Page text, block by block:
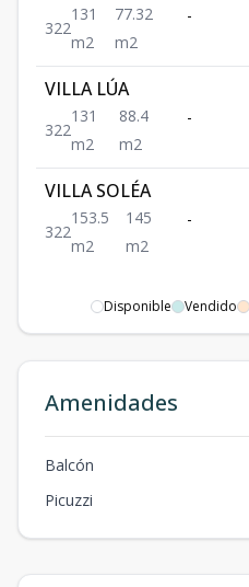
322
131
m2
77.32
m2
-
VILLA LÚA
322
131
m2
88.4
m2
-
VILLA SOLÉA
322
153.5
m2
145
m2
-
Disponible Vendido
Amenidades
Balcón
Picuzzi